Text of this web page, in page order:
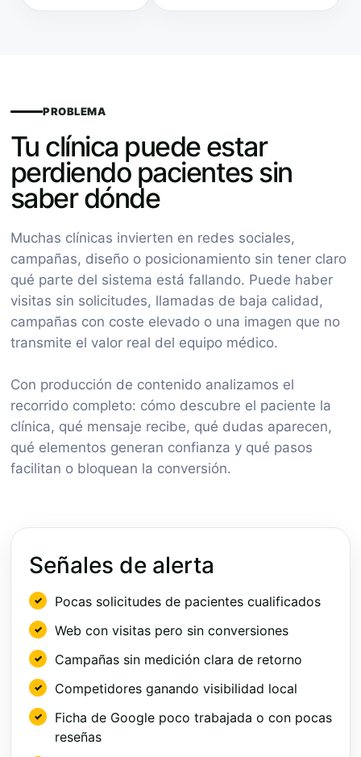
PROBLEMA
Tu clínica puede estar
perdiendo pacientes sin
saber dónde
Muchas clínicas invierten en redes sociales,
campañas, diseño o posicionamiento sin tener claro
qué parte del sistema está fallando. Puede haber
visitas sin solicitudes, llamadas de baja calidad,
campañas con coste elevado o una imagen que no
transmite el valor real del equipo médico.
Con producción de contenido analizamos el
recorrido completo: cómo descubre el paciente la
clínica, qué mensaje recibe, qué dudas aparecen,
qué elementos generan confianza y qué pasos
facilitan o bloquean la conversión.
Señales de alerta
Pocas solicitudes de pacientes cualificados
Web con visitas pero sin conversiones
Campañas sin medición clara de retorno
Competidores ganando visibilidad local
Ficha de Google poco trabajada o con pocas
reseñas